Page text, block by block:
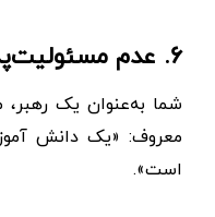
۶. عدم مسئولیت‌پذیری
شما به‌عنوان یک
معروف: «یک دانش
است».